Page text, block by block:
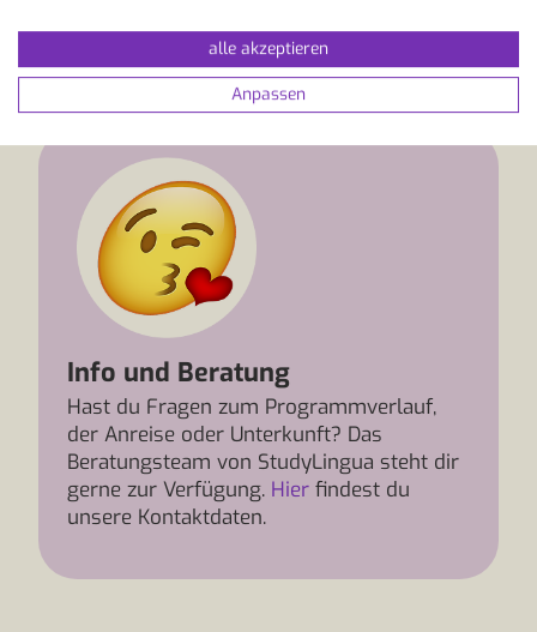
Starte jetzt deine Sprachreise nach Montréal und
erlebe Sprache in einer Stadt voller
Info und Beratung
Hast du Fragen zum Programmverlauf,
der Anreise oder Unterkunft? Das
Beratungsteam von StudyLingua steht dir
gerne zur Verfügung. Hier findest du
unsere Kontaktdaten.
alle akzeptieren
Anpassen